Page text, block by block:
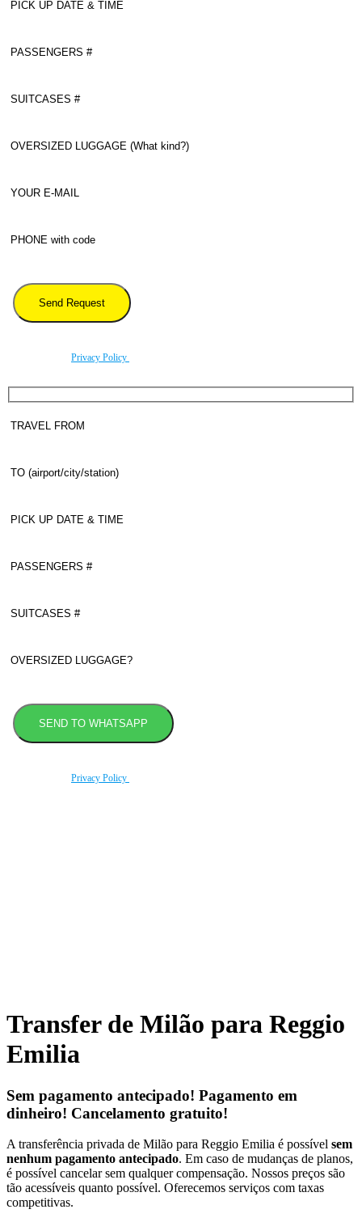
Privacy Policy
Privacy Policy
Transfer de Milão para Reggio
Emilia
Sem pagamento antecipado! Pagamento em
dinheiro! Cancelamento gratuito!
A transferência privada de Milão para Reggio Emilia é possível sem
nenhum pagamento antecipado. Em caso de mudanças de planos,
é possível cancelar sem qualquer compensação. Nossos preços são
tão acessíveis quanto possível. Oferecemos serviços com taxas
competitivas.